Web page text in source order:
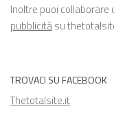
Inoltre puoi collaborare
pubblicitàsu
TROVACI SU FACEBOOK
Thetotalsite.it